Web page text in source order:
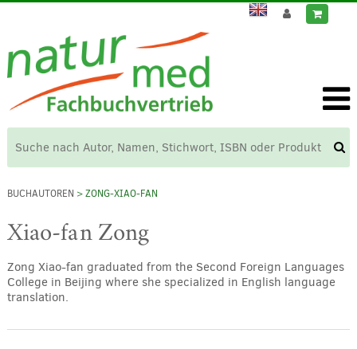
BUCHAUTOREN > ZONG-XIAO-FAN
Xiao-fan Zong
Zong Xiao-fan graduated from the Second Foreign Languages
College in Beijing where she specialized in English language
translation.